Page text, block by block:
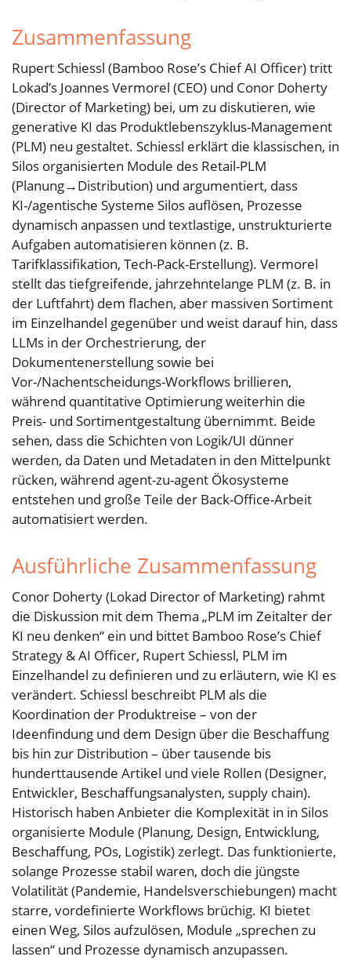
Zusammenfassung
Rupert Schiessl (Bamboo Rose’s Chief AI Officer) tritt
Lokad’s Joannes Vermorel (CEO) und Conor Doherty
(Director of Marketing) bei, um zu diskutieren, wie
generative KI das Produktlebenszyklus-Management
(PLM) neu gestaltet. Schiessl erklärt die klassischen, in
Silos organisierten Module des Retail-PLM
(Planung→Distribution) und argumentiert, dass
KI-/agentische Systeme Silos auflösen, Prozesse
dynamisch anpassen und textlastige, unstrukturierte
Aufgaben automatisieren können (z. B.
Tarifklassifikation, Tech-Pack-Erstellung). Vermorel
stellt das tiefgreifende, jahrzehntelange PLM (z. B. in
der Luftfahrt) dem flachen, aber massiven Sortiment
im Einzelhandel gegenüber und weist darauf hin, dass
LLMs in der Orchestrierung, der
Dokumentenerstellung sowie bei
Vor-/Nachentscheidungs-Workflows brillieren,
während quantitative Optimierung weiterhin die
Preis- und Sortimentgestaltung übernimmt. Beide
sehen, dass die Schichten von Logik/UI dünner
werden, da Daten und Metadaten in den Mittelpunkt
rücken, während agent-zu-agent Ökosysteme
entstehen und große Teile der Back-Office-Arbeit
automatisiert werden.
Ausführliche Zusammenfassung
Conor Doherty (Lokad Director of Marketing) rahmt
die Diskussion mit dem Thema „PLM im Zeitalter der
KI neu denken“ ein und bittet Bamboo Rose’s Chief
Strategy & AI Officer, Rupert Schiessl, PLM im
Einzelhandel zu definieren und zu erläutern, wie KI es
verändert. Schiessl beschreibt PLM als die
Koordination der Produktreise – von der
Ideenfindung und dem Design über die Beschaffung
bis hin zur Distribution – über tausende bis
hunderttausende Artikel und viele Rollen (Designer,
Entwickler, Beschaffungsanalysten, supply chain).
Historisch haben Anbieter die Komplexität in in Silos
organisierte Module (Planung, Design, Entwicklung,
Beschaffung, POs, Logistik) zerlegt. Das funktionierte,
solange Prozesse stabil waren, doch die jüngste
Volatilität (Pandemie, Handelsverschiebungen) macht
starre, vordefinierte Workflows brüchig. KI bietet
einen Weg, Silos aufzulösen, Module „sprechen zu
lassen“ und Prozesse dynamisch anzupassen.